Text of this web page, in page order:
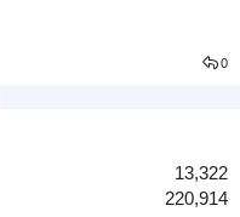
0
13,322
220,914